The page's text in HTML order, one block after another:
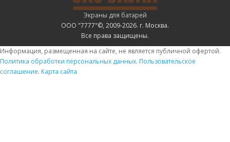
Экраны для батарей
ООО "7777"©, 2009-2026. г. Москва.
Все права защищены.
Информация, размещенная на сайте, не является публичной офертой.
Политика обработки персональных данных. Пользовательское
соглашение. Карта сайта